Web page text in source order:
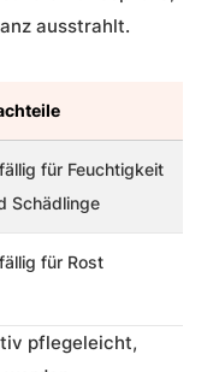
ausstrahlt.
für Feuchtigkeit
Schädlinge
für Rost
pflegeleicht,